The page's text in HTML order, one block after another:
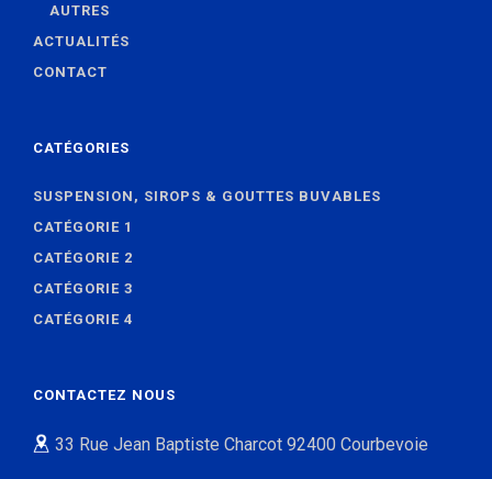
AUTRES
ACTUALITÉS
CONTACT
CATÉGORIES
SUSPENSION, SIROPS & GOUTTES BUVABLES
CATÉGORIE 1
CATÉGORIE 2
CATÉGORIE 3
CATÉGORIE 4
CONTACTEZ NOUS
33 Rue Jean Baptiste Charcot 92400 Courbevoie